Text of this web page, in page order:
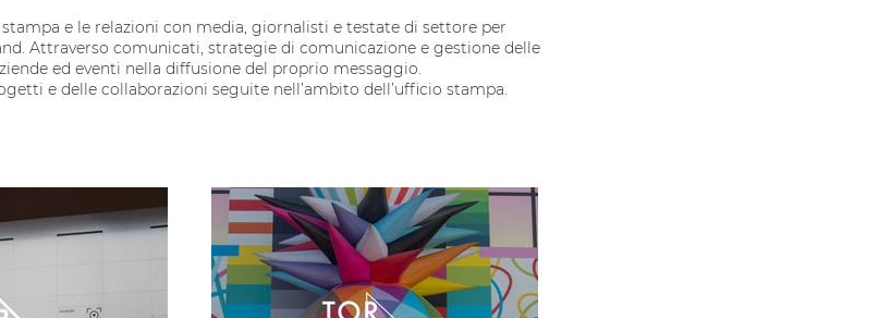
e le relazioni con media, giornalisti e testate di settore per
Attraverso comunicati, strategie di comunicazione e gestione delle
ed eventi nella diffusione del proprio messaggio.
e delle collaborazioni seguite nell’ambito dell’ufficio stampa.